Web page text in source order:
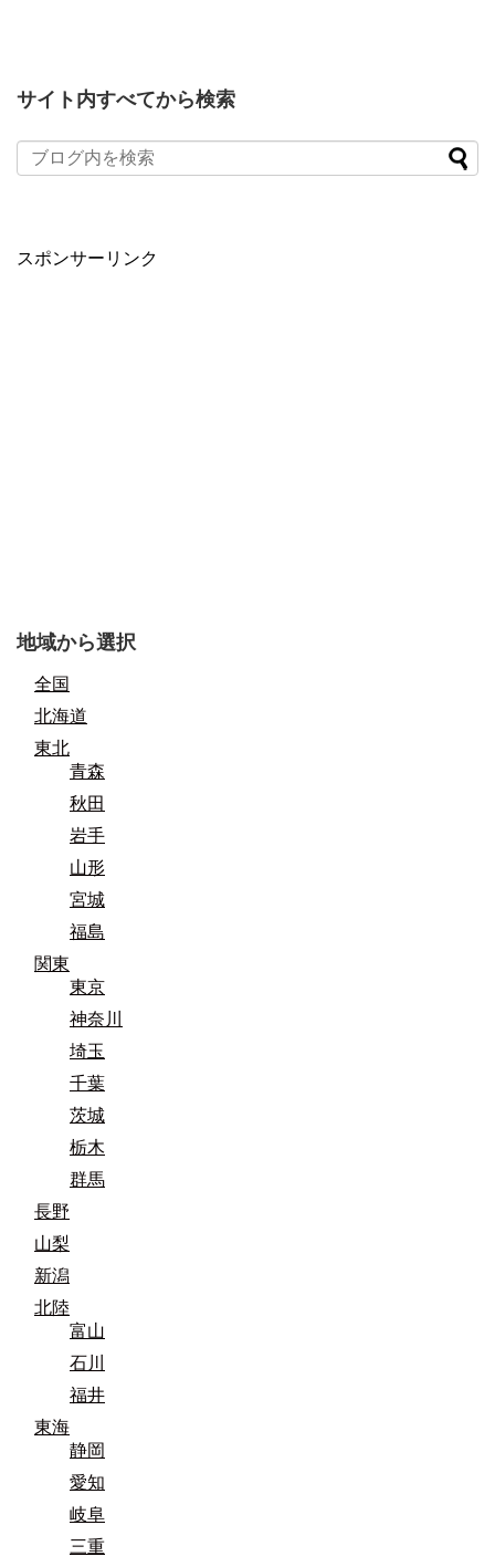
サイト内すべてから検索
スポンサーリンク
地域から選択
全国
北海道
東北
青森
秋田
岩手
山形
宮城
福島
関東
東京
神奈川
埼玉
千葉
茨城
栃木
群馬
長野
山梨
新潟
北陸
富山
石川
福井
東海
静岡
愛知
岐阜
三重